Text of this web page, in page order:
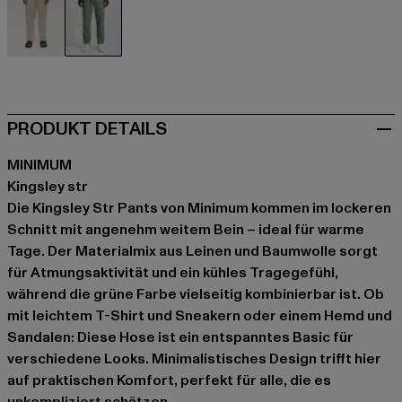
PRODUKT DETAILS
MINIMUM
Kingsley str
Die Kingsley Str Pants von Minimum kommen im lockeren
Schnitt mit angenehm weitem Bein – ideal für warme
Tage. Der Materialmix aus Leinen und Baumwolle sorgt
für Atmungsaktivität und ein kühles Tragegefühl,
während die grüne Farbe vielseitig kombinierbar ist. Ob
mit leichtem T-Shirt und Sneakern oder einem Hemd und
Sandalen: Diese Hose ist ein entspanntes Basic für
verschiedene Looks. Minimalistisches Design trifft hier
auf praktischen Komfort, perfekt für alle, die es